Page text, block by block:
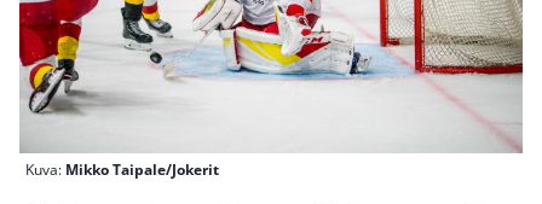
Kuva: Mikko Taipale/Jokerit